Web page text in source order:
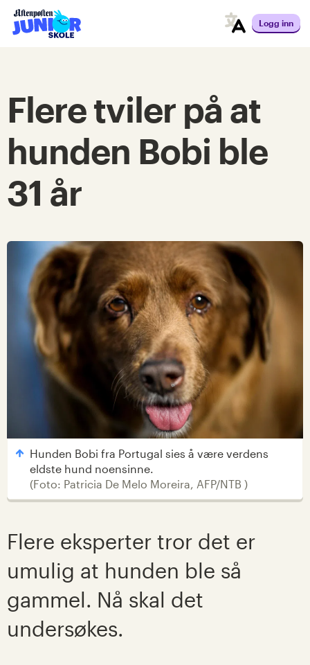
Logg inn
Flere tviler på at
hunden Bobi ble
31 år
Hunden Bobi fra Portugal sies å være verdens
eldste hund noensinne.
(Foto: Patricia De Melo Moreira, AFP/NTB )
Flere eksperter tror det er
umulig at hunden ble så
gammel. Nå skal det
undersøkes.